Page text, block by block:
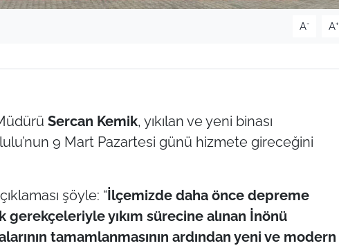
A- A+
Sercan Kemik, yıkılan ve yeni binası
9 Mart Pazartesi günü hizmete gireceğini
şöyle: “İlçemizde daha önce depreme
gerekçeleriyle yıkım sürecine alınan İnönü
tamamlanmasının ardından yeni ve modern